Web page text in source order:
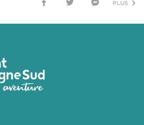
BOO
TTER
ENG
PLUS